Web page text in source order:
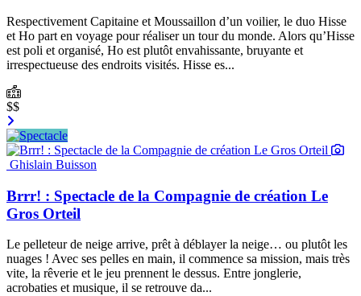
Respectivement Capitaine et Moussaillon d’un voilier, le duo Hisse
et Ho part en voyage pour réaliser un tour du monde. Alors qu’Hisse
est poli et organisé, Ho est plutôt envahissante, bruyante et
irrespectueuse des endroits visités. Hisse es...
$$
Ghislain Buisson
Brrr! : Spectacle de la Compagnie de création Le
Gros Orteil
Le pelleteur de neige arrive, prêt à déblayer la neige… ou plutôt les
nuages ! Avec ses pelles en main, il commence sa mission, mais très
vite, la rêverie et le jeu prennent le dessus. Entre jonglerie,
acrobaties et musique, il se retrouve da...